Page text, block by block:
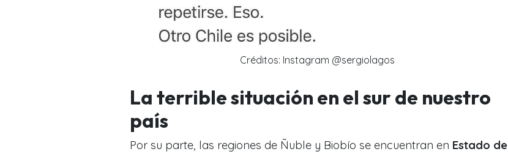
Créditos: Instagram @sergiolagos
La terrible situación en el sur de nuestro
país
Por su parte, las regiones de Ñuble y Biobío se encuentran en Estado de